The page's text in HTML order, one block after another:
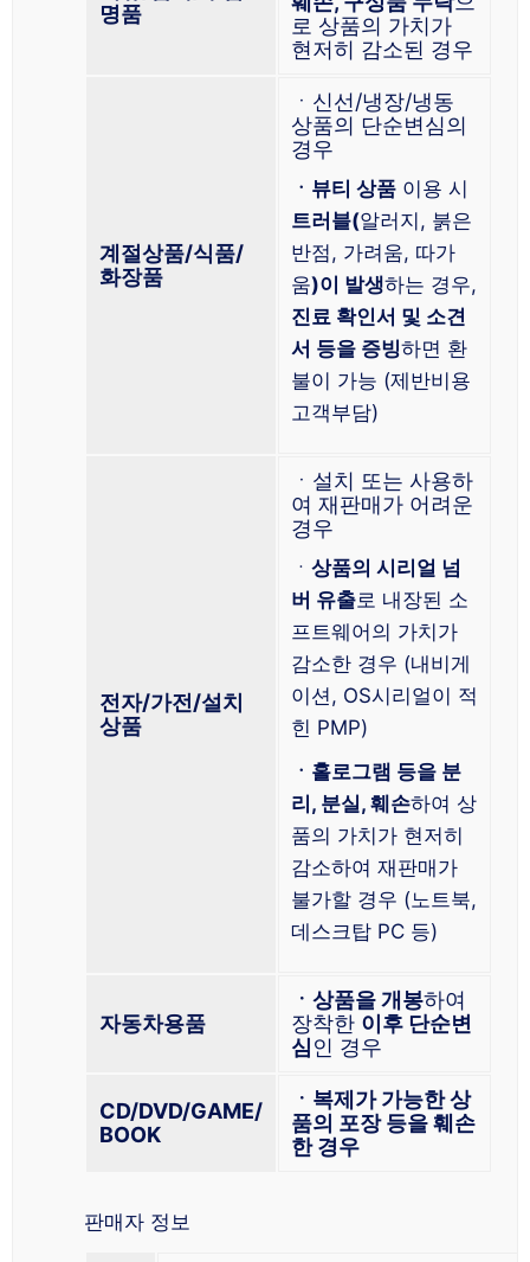
명품
로 상품의 가치가
현저히 감소된 경우
계절상품/식품/
화장품
ㆍ신선/냉장/냉동
상품의 단순변심의
경우
ㆍ뷰티 상품 이용 시
트러블(알러지, 붉은
반점, 가려움, 따가
움)이 발생하는 경우,
진료 확인서 및 소견
서 등을 증빙하면 환
불이 가능 (제반비용
고객부담)
전자/가전/설치
상품
ㆍ설치 또는 사용하
여 재판매가 어려운
경우
ㆍ 상품의 시리얼 넘
버 유출로 내장된 소
프트웨어의 가치가
감소한 경우 (내비게
이션, OS시리얼이 적
힌 PMP)
ㆍ홀로그램 등을 분
리, 분실, 훼손하여 상
품의 가치가 현저히
감소하여 재판매가
불가할 경우 (노트북,
데스크탑 PC 등)
자동차용품
ㆍ상품을 개봉하여
장착한 이후 단순변
심인 경우
CD/DVD/GAME/
BOOK
ㆍ복제가 가능한 상
품의 포장 등을 훼손
한 경우
판매자 정보